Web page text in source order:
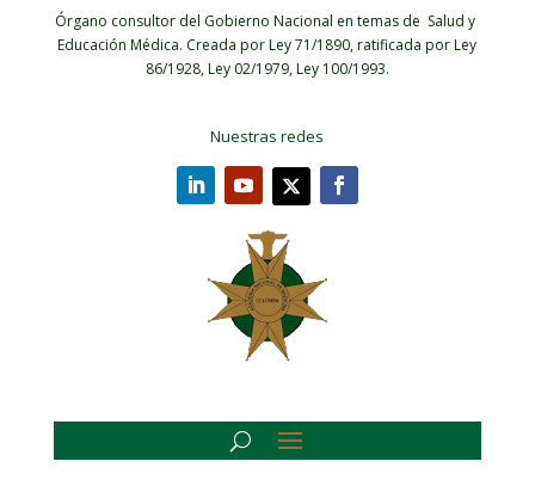
Órgano consultor del Gobierno Nacional en temas de Salud y
Educación Médica. Creada por Ley 71/1890, ratificada por Ley
86/1928, Ley 02/1979, Ley 100/1993.
Nuestras redes